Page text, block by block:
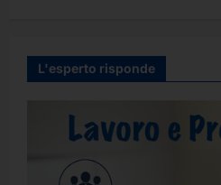
L'esperto risponde